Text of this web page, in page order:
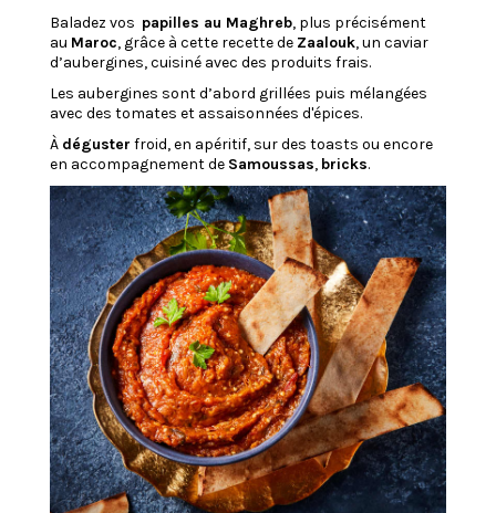
Baladez vos papilles au Maghreb, plus précisément
au Maroc, grâce à cette recette de Zaalouk, un caviar
d’aubergines, cuisiné avec des produits frais.
Les aubergines sont d’abord grillées puis mélangées
avec des tomates et assaisonnées d'épices.
À déguster froid, en apéritif, sur des toasts ou encore
en accompagnement de Samoussas, bricks.